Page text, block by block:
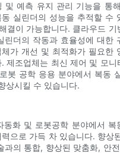
및 예측 유지 관리 기능을 통
실린더의 성능을 추적할 수
결이 가능합니다. 클라우드 기
린더의 작동과 효율성에 대한
가 개선 및 최적화가 필요한
제조업체는 최신 제어 및 모
봇 공학 응용 분야에서 복동
상시킬 수 있습니다.
동화 및 로봇공학 분야에서 복
으로 가득 차 있습니다. 향상
과의 통합, 향상된 맞춤화, 안